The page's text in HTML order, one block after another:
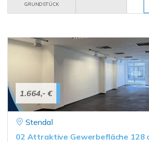
GRUNDSTÜCK
1.664,- €
Stendal
02 Attraktive Gewerbefläche 128